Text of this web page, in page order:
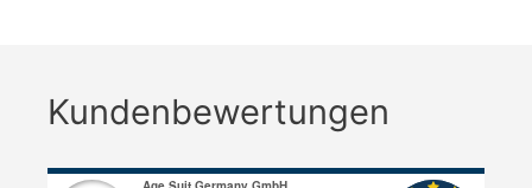
Kundenbewertungen